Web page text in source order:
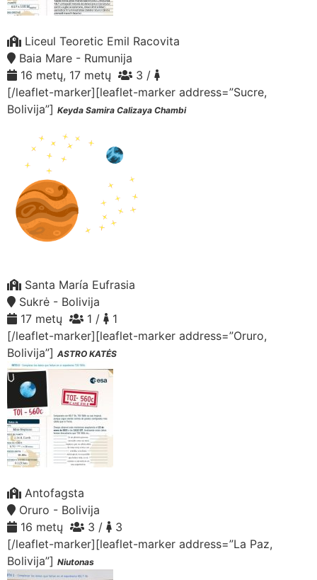
Liceul Teoretic Emil Racovita
Baia Mare - Rumunija
16 metų, 17 metų
3 /
[/leaflet-marker][leaflet-marker address=”Sucre,
Bolivija”] Keyda Samira Calizaya Chambi
Santa María Eufrasia
Sukrė - Bolivija
17 metų
1 /
1
[/leaflet-marker][leaflet-marker address=”Oruro,
Bolivija”] ASTRO KATĖS
Antofagsta
Oruro - Bolivija
16 metų
3 /
3
[/leaflet-marker][leaflet-marker address=”La Paz,
Bolivija”] Niutonas